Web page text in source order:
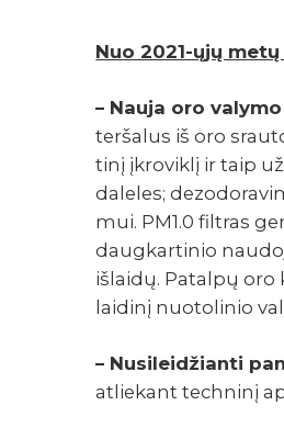
Nuo 2021-ųjų
– Nauja oro
terša­lus iš oro
tinį įkro­viklį ir taip
dale­les;
mui. PM1.0 filt­ras
daug­kar­ti­nio
išlaidų. Patalpų
laidinį nuoto­li­nio
– Nusi­lei­džianti
atlie­kant tech­ninį